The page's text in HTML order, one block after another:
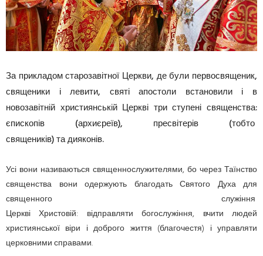
За прикладом старозавітної Церкви, де були первосвященик,
священики і левити, святі апостоли встановили і в
новозавітній християнській Церкві три ступені священства:
єпископів (архиєреїв), пресвітерів (тобто
священиків) та дияконів.
Усі вони називаються священнослужителями, бо через Таїнство
священства вони одержують благодать Святого Духа для
священного служіння
Церкві Христовій: відправляти богослужіння, вчити людей
християнської віри і доброго життя (благочестя) і управляти
церковними справами.